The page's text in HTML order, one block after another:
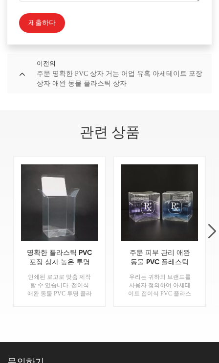
제출하다
이전의
주문 명확한 PVC 상자 거는 어업 유혹 아세테이트 포장
상자 애완 동물 플라스틱 상자
관련 상품
명확한 플라스틱 PVC
포장 상자 높은 투명
라스틱 소매 포장 상
자
인쇄된 로고로 맞춤 제작
할 수 있습니다. 접이식
애완 동물 PVC 투명 플라
주문 피부 관리 애완
동물 PVC 플레스틱
인쇄되는 아세테이트
상자
우리는 귀하의 브랜드를
사용자 정의하여 아세테
이트 접이식 PVC 플라스